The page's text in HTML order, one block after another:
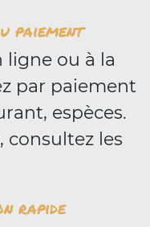
paiement
ligne ou à la
par paiement
espèces.
consultez les
rapide